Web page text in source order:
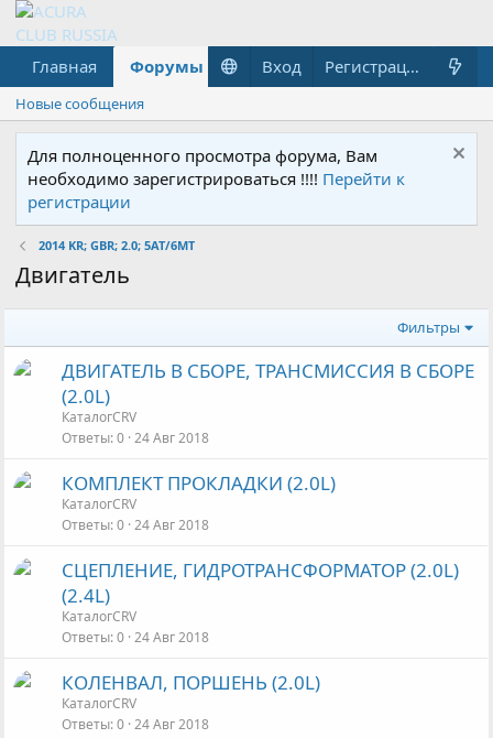
Главная Форумы Что нового? Гараж
Вход Регистрация
Новые сообщения
Для полноценного просмотра форума, Вам
необходимо зарегистрироваться !!!! Перейти к
регистрации
2014 KR; GBR; 2.0; 5AT/6MT
Двигатель
Фильтры
ДВИГАТЕЛЬ В СБОРЕ, ТРАНСМИССИЯ В СБОРЕ
(2.0L)
КаталогCRV
Ответы 0 24 Авг 2018
КОМПЛЕКТ ПРОКЛАДКИ (2.0L)
КаталогCRV
Ответы 0 24 Авг 2018
СЦЕПЛЕНИЕ, ГИДРОТРАНСФОРМАТОР (2.0L)
(2.4L)
КаталогCRV
Ответы 0 24 Авг 2018
КОЛЕНВАЛ, ПОРШЕНЬ (2.0L)
КаталогCRV
Ответы 0 24 Авг 2018